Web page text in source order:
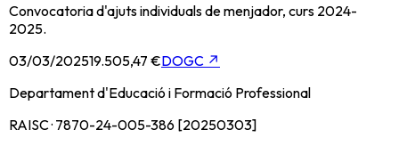
Convocatoria d'ajuts individuals de menjador, curs 2024-
2025.
03/03/202519.505,47 €DOGC ↗
Departament d'Educació i Formació Professional
RAISC · 7870-24-005-386 [20250303]